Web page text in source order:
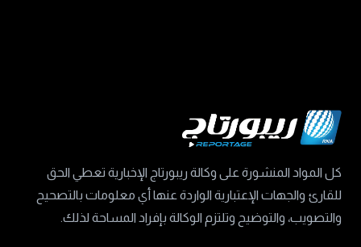
كل المواد المنشورة على وكالة ريبورتاج الإخبارية تعطي الحق
للقارئ والجهات الإعتبارية الواردة عنها أي معلومات بالتصحيح
والتصويب، والتوضيح وتلتزم الوكالة بإفراد المساحة لذلك.